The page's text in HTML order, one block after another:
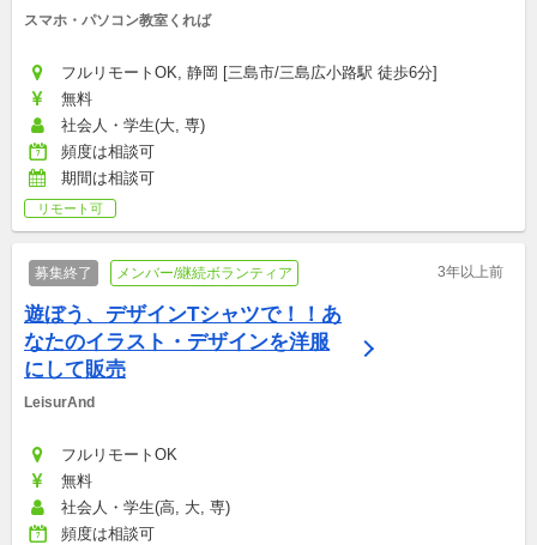
スマホ・パソコン教室くれば
フルリモートOK, 静岡 [三島市/三島広小路駅 徒歩6分]
無料
社会人・学生(大, 専)
頻度は相談可
期間は相談可
リモート可
募集終了 メンバー/継続ボランティア 3年以上前
遊ぼう、デザインTシャツで！！あ
なたのイラスト・デザインを洋服
にして販売
LeisurAnd
フルリモートOK
無料
社会人・学生(高, 大, 専)
頻度は相談可